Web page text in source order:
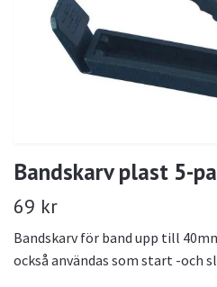
Bandskarv plast 5-
69 kr
Bandskarv för band upp till
också användas som start -och